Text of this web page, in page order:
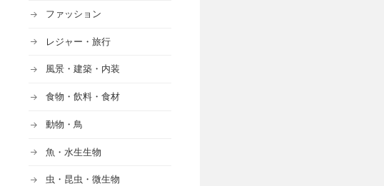
ファッション
レジャー・旅行
風景・建築・内装
食物・飲料・食材
動物・鳥
魚・水生生物
虫・昆虫・微生物